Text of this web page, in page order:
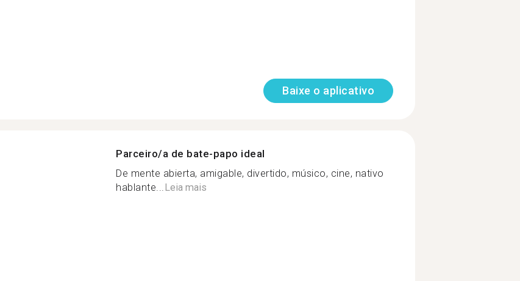
Baixe o aplicativo
Parceiro/a de bate-papo ideal
De mente abierta, amigable, divertido, músico, cine, nativo
hablante...Leia mais